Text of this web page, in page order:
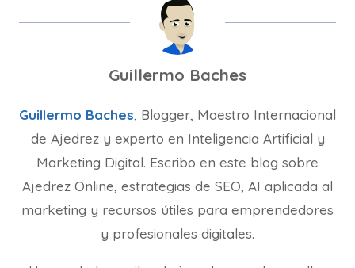
Guillermo Baches
Guillermo Baches, Blogger, Maestro Internacional
de Ajedrez y experto en Inteligencia Artificial y
Marketing Digital. Escribo en este blog sobre
Ajedrez Online, estrategias de SEO, AI aplicada al
marketing y recursos útiles para emprendedores
y profesionales digitales.